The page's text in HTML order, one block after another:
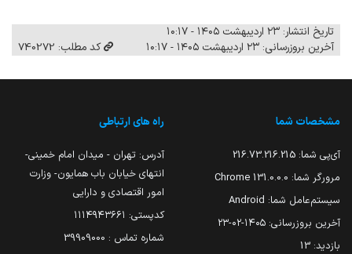
تاریخ انتشار: ۲۳ اردیبهشت ۱۴۰۵ - ۱۰:۱۷
آخرین بروزرسانی: ۲۳ اردیبهشت ۱۴۰۵ - ۱۰:۱۷
کد مطلب: 740272
مشخصات شما
آی‌پی شما: 216.73.216.215
مرورگر شما: 131.0.0.0 Chrome
سیستم‌عامل شما: Android
آخرین بروزرسانی: ۱۴۰۵-۰۲-۲۳
بازدید: 13
راه های ارتباطی
آدرس: تهران - میدان امام خمینی-
انتهای خیابان باب همایون- وزارت
امور اقتصادی و دارایی
کدپستی: ۱۱۱۴۹۴۳۶۶۱
شماره تماس : 39909000